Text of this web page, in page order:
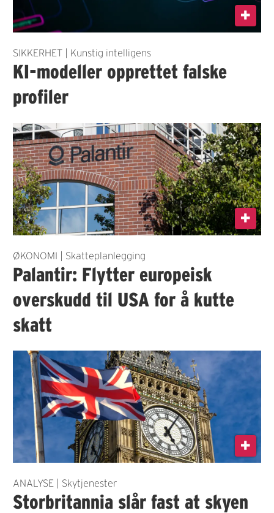
SIKKERHET | Kunstig intelligens
KI-modeller opprettet falske
profiler
ØKONOMI | Skatteplanlegging
Palantir: Flytter europeisk
overskudd til USA for å kutte
skatt
ANALYSE | Skytjenester
Storbritannia slår fast at skyen